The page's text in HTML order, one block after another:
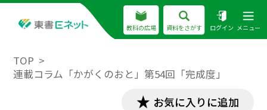
教科の広場 資料をさがす ログイン メニュー
TOP
連載コラム「かがくのおと」第54回「完成度」
お気に入りに追加